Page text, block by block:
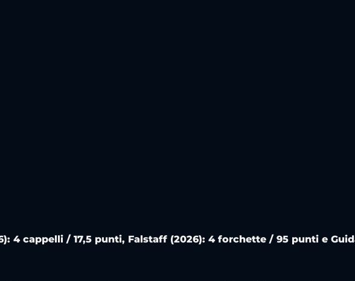
4 cappelli / 17,5 punti, Falstaff (2026): 4 forchette / 95 punti e